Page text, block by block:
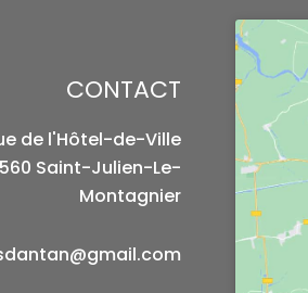
CONTACT
de l'Hôtel-de-Ville
Saint-Julien-Le-
Montagnier